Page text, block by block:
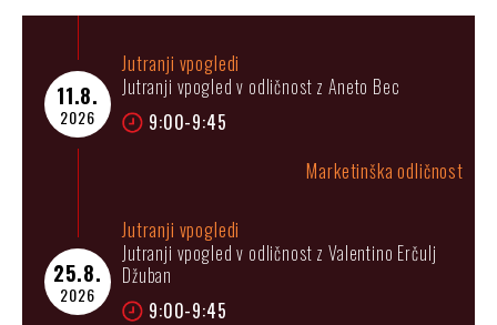
11.8.
2026
Jutranji vpogledi
Jutranji vpogled v odličnost z Aneto Bec
9:00-9:45
Marketinška odličnost
25.8.
2026
Jutranji vpogledi
Jutranji vpogled v odličnost z Valentino Erčulj
Džuban
9:00-9:45